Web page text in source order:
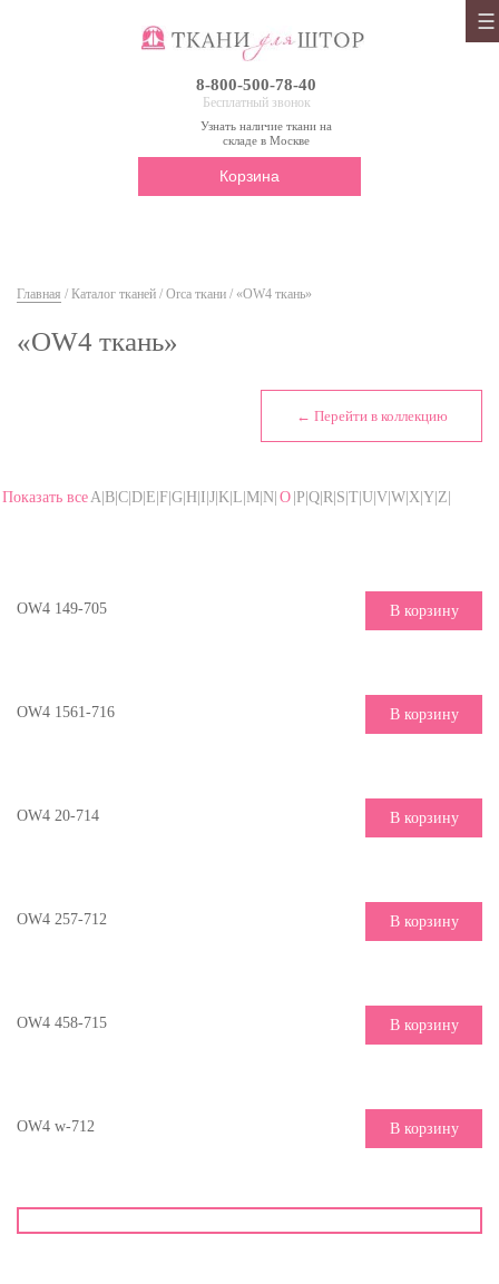
8-800-500-78-40
Бесплатный звонок
Узнать наличие ткани на
складе в Москве
Корзина
Главная / Каталог тканей / Orca ткани / «OW4 ткань»
«OW4 ткань»
← Перейти в коллекцию
Показать всеA|B|C|D|E|F|G|H|I|J|K|L|M|N| O |P|Q|R|S|T|U|V|W|X|Y|Z|
OW4 149-705 В корзину
OW4 1561-716 В корзину
OW4 20-714 В корзину
OW4 257-712 В корзину
OW4 458-715 В корзину
OW4 w-712 В корзину